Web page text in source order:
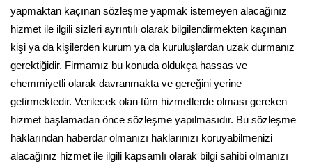
yapmaktan kaçınan sözleşme yapmak istemeyen alacağınız
hizmet ile ilgili sizleri ayrıntılı olarak bilgilendirmekten kaçınan
kişi ya da kişilerden kurum ya da kuruluşlardan uzak durmanız
gerektiğidir. Firmamız bu konuda oldukça hassas ve
ehemmiyetli olarak davranmakta ve gereğini yerine
getirmektedir. Verilecek olan tüm hizmetlerde olması gereken
hizmet başlamadan önce sözleşme yapılmasıdır. Bu sözleşme
haklarından haberdar olmanızı haklarınızı koruyabilmenizi
alacağınız hizmet ile ilgili kapsamlı olarak bilgi sahibi olmanızı